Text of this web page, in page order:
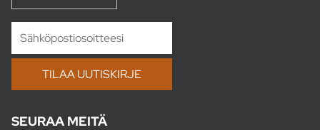
SEURAA MEITÄ